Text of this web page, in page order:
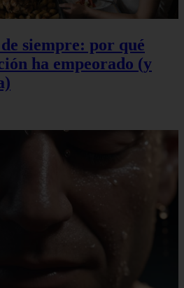
siempre: por qué
ha empeorado (y